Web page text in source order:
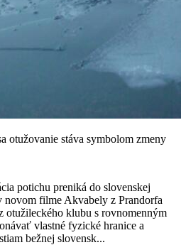
otužovanie stáva symbolom zmeny
potichu preniká do slovenskej
novom filme Akvabely z Prandorfa
otužileckého klubu s rovnomenným
vlastné fyzické hranice a
bežnej slovensk...